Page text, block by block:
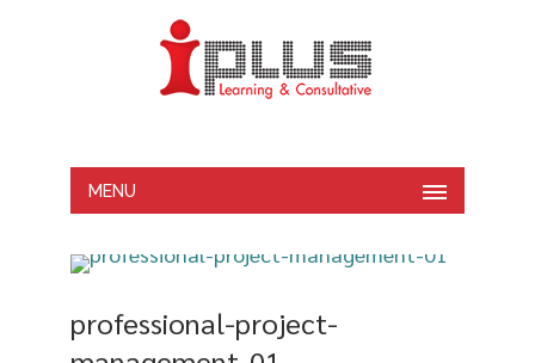
MENU
professional-project-